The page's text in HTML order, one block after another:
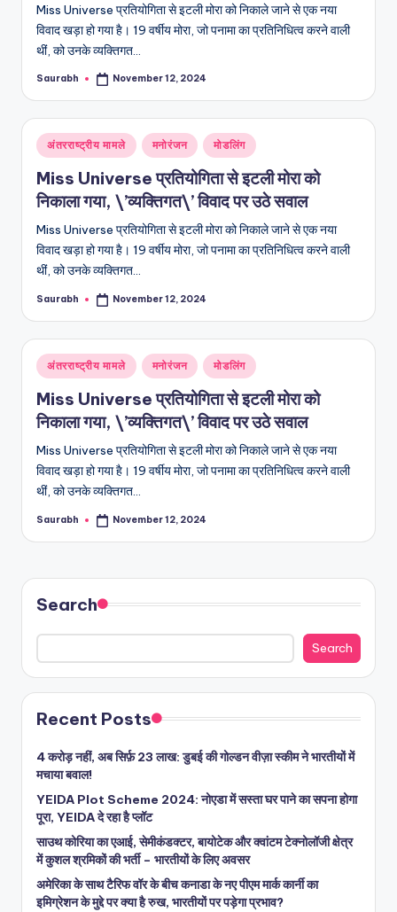
Miss Universe प्रतियोगिता से इटली मोरा को निकाले जाने से एक नया
विवाद खड़ा हो गया है। 19 वर्षीय मोरा, जो पनामा का प्रतिनिधित्व करने वाली
थीं, को उनके व्यक्तिगत…
Posted
Saurabh November 12, 2024
Posted
in
अंतरराष्ट्रीय मामले मनोरंजन मोडलिंग
Miss Universe प्रतियोगिता से इटली मोरा को
निकाला गया, \’व्यक्तिगत\’ विवाद पर उठे सवाल
Miss Universe प्रतियोगिता से इटली मोरा को निकाले जाने से एक नया
विवाद खड़ा हो गया है। 19 वर्षीय मोरा, जो पनामा का प्रतिनिधित्व करने वाली
थीं, को उनके व्यक्तिगत…
Posted
Saurabh November 12, 2024
Posted
in
अंतरराष्ट्रीय मामले मनोरंजन मोडलिंग
Miss Universe प्रतियोगिता से इटली मोरा को
निकाला गया, \’व्यक्तिगत\’ विवाद पर उठे सवाल
Miss Universe प्रतियोगिता से इटली मोरा को निकाले जाने से एक नया
विवाद खड़ा हो गया है। 19 वर्षीय मोरा, जो पनामा का प्रतिनिधित्व करने वाली
थीं, को उनके व्यक्तिगत…
Posted
Saurabh November 12, 2024
Search
Search
Recent Posts
4 करोड़ नहीं, अब सिर्फ़ 23 लाख: डुबई की गोल्डन वीज़ा स्कीम ने भारतीयों में
मचाया बवाल!
YEIDA Plot Scheme 2024: नोएडा में सस्ता घर पाने का सपना होगा
पूरा, YEIDA दे रहा है प्लॉट
साउथ कोरिया का एआई, सेमीकंडक्टर, बायोटेक और क्वांटम टेक्नोलॉजी क्षेत्र
में कुशल श्रमिकों की भर्ती – भारतीयों के लिए अवसर
अमेरिका के साथ टैरिफ वॉर के बीच कनाडा के नए पीएम मार्क कार्नी का
इमिग्रेशन के मुद्दे पर क्या है रुख, भारतीयों पर पड़ेगा प्रभाव?